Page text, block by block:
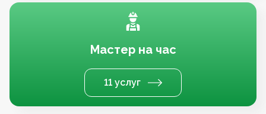
Мастер на час
11 услуг